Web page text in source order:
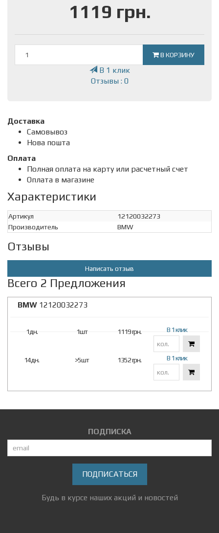
1119 грн.
В КОРЗИНУ
В 1 клик
Отзывы : 0
Доставка
Cамовывоз
Нова пошта
Оплата
Полная оплата на карту или расчетный счет
Оплата в магазине
Характеристики
Артикул
12120032273
Производитель
BMW
Отзывы
Написать отзыв
Всего 2 Предложения
BMW 12120032273
1дн. 1шт 1119 грн. В 1 клик
14дн. >5шт 1352 грн. В 1 клик
ПОДПИСКА
ПОДПИСАТЬСЯ
Будь в курсе наших акций и новостей